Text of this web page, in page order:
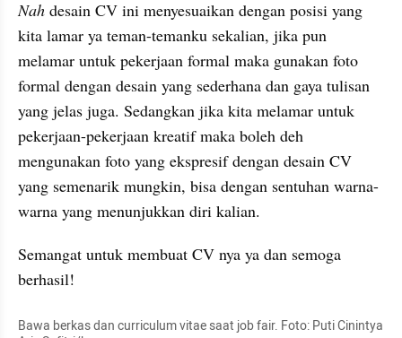
Nah desain CV ini menyesuaikan dengan posisi yang
kita lamar ya teman-temanku sekalian, jika pun
melamar untuk pekerjaan formal maka gunakan foto
formal dengan desain yang sederhana dan gaya tulisan
yang jelas juga. Sedangkan jika kita melamar untuk
pekerjaan-pekerjaan kreatif maka boleh deh
mengunakan foto yang ekspresif dengan desain CV
yang semenarik mungkin, bisa dengan sentuhan warna-
warna yang menunjukkan diri kalian.
Semangat untuk membuat CV nya ya dan semoga
berhasil!
Bawa berkas dan curriculum vitae saat job fair. Foto: Puti Cinintya